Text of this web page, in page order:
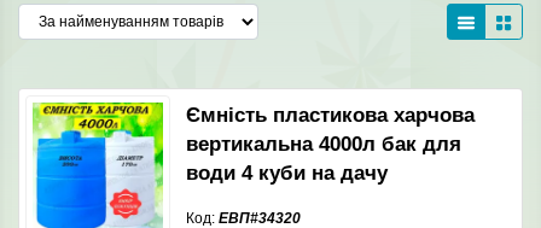
Ємність пластикова харчова
вертикальна 4000л бак для
води 4 куби на дачу
Код: ЕВП#34320